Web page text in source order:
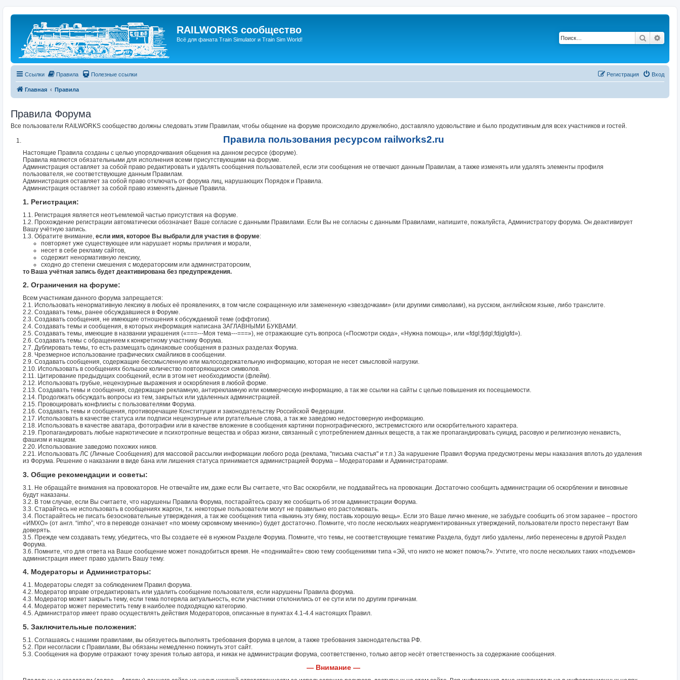
RAILWORKS сообщество
Всё для фаната Train Simulator и Train Sim World! Поиск
Ссылки Правила Полезные ссылки Вход
Регистрация
Главная Правила
Правила Форума
Все пользователи RAILWORKS сообщество должны следовать этим Правилам, чтобы общение на форуме происходило дружелюбно, доставляло удовольствие и было продуктивным для всех участников и гостей.
Правила пользования ресурсом railworks2.ru
Настоящие Правила созданы с целью упорядочивания общения на данном ресурсе (форуме).
Правила являются обязательными для исполнения всеми присутствующими на форуме.
Администрация оставляет за собой право редактировать и удалять сообщения пользователей, если эти сообщения не отвечают данным Правилам, а также изменять или удалять элементы профиля
пользователя, не соответствующие данным Правилам.
Администрация оставляет за собой право отключать от форума лиц, нарушающих Порядок и Правила.
Администрация оставляет за собой право изменять данные Правила.
1. Регистрация:
1.1. Регистрация является неотъемлемой частью присутствия на форуме.
1.2. Прохождение регистрации автоматически обозначает Ваше согласие с данными Правилами. Если Вы не согласны с данными Правилами, напишите, пожалуйста, Администратору форума. Он деактивирует
Вашу учётную запись.
1.3. Обратите внимание, если имя, которое Вы выбрали для участия в форуме:
повторяет уже существующее или нарушает нормы приличия и морали,
несет в себе рекламу сайтов,
содержит ненормативную лексику,
сходно до степени смешения с модераторским или администраторским,
то Ваша учётная запись будет деактивирована без предупреждения.
2. Ограничения на форуме:
Всем участникам данного форума запрещается:
2.1. Использовать ненормативную лексику в любых её проявлениях, в том числе сокращенную или замененную «звездочками» (или другими символами), на русском, английском языке, либо транслите.
2.2. Создавать темы, ранее обсуждавшиеся в Форуме.
2.3. Создавать сообщения, не имеющие отношения к обсуждаемой теме (оффтопик).
2.4. Создавать темы и сообщения, в которых информация написана ЗАГЛАВНЫМИ БУКВАМИ.
2.5. Создавать темы, имеющие в названии украшения («===---Моя тема---===»), не отражающие суть вопроса («Посмотри сюда», «Нужна помощь», или «fdgl;fjdgl;fdjglgfd»).
2.6. Создавать темы с обращением к конкретному участнику Форума.
2.7. Дублировать темы, то есть размещать одинаковые сообщения в разных разделах Форума.
2.8. Чрезмерное использование графических смайликов в сообщении.
2.9. Создавать сообщения, содержащие бессмысленную или малосодержательную информацию, которая не несет смысловой нагрузки.
2.10. Использовать в сообщениях большое количество повторяющихся символов.
2.11. Цитирование предыдущих сообщений, если в этом нет необходимости (флейм).
2.12. Использовать грубые, нецензурные выражения и оскорбления в любой форме.
2.13. Создавать темы и сообщения, содержащие рекламную, антирекламную или коммерческую информацию, а так же ссылки на сайты с целью повышения их посещаемости.
2.14. Продолжать обсуждать вопросы из тем, закрытых или удаленных администрацией.
2.15. Провоцировать конфликты с пользователями Форума.
2.16. Создавать темы и сообщения, противоречащие Конституции и законодательству Российской Федерации.
2.17. Использовать в качестве статуса или подписи нецензурные или ругательные слова, а так же заведомо недостоверную информацию.
2.18. Использовать в качестве аватара, фотографии или в качестве вложение в сообщения картинки порнографического, экстремистского или оскорбительного характера.
2.19. Пропагандировать любые наркотические и психотропные вещества и образ жизни, связанный с употреблением данных веществ, а так же пропагандировать суицид, расовую и религиозную ненависть,
фашизм и нацизм.
2.20. Использование заведомо похожих ников.
2.21. Использовать ЛС (Личные Сообщения) для массовой рассылки информации любого рода (реклама, "письма счастья" и т.п.) За нарушение Правил Форума предусмотрены меры наказания вплоть до удаления
из Форума. Решение о наказании в виде бана или лишения статуса принимается администрацией Форума – Модераторами и Администраторами.
3. Общие рекомендации и советы:
3.1. Не обращайте внимания на провокаторов. Не отвечайте им, даже если Вы считаете, что Вас оскорбили, не поддавайтесь на провокации. Достаточно сообщить администрации об оскорблении и виновные
будут наказаны.
3.2. В том случае, если Вы считаете, что нарушены Правила Форума, постарайтесь сразу же сообщить об этом администрации Форума.
3.3. Старайтесь не использовать в сообщениях жаргон, т.к. некоторые пользователи могут не правильно его растолковать.
3.4. Постарайтесь не писать безосновательные утверждения, а так же сообщения типа «выкинь эту бяку, поставь хорошую вещь». Если это Ваше лично мнение, не забудьте сообщить об этом заранее – простого
«ИМХО» (от англ. “imho”, что в переводе означает «по моему скромному мнению») будет достаточно. Помните, что после нескольких неаргументированных утверждений, пользователи просто перестанут Вам
доверять.
3.5. Прежде чем создавать тему, убедитесь, что Вы создаете её в нужном Разделе Форума. Помните, что темы, не соответствующие тематике Раздела, будут либо удалены, либо перенесены в другой Раздел
Форума.
3.6. Помните, что для ответа на Ваше сообщение может понадобиться время. Не «поднимайте» свою тему сообщениями типа «Эй, что никто не может помочь?». Учтите, что после нескольких таких «подъемов»
администрация имеет право удалить Вашу тему.
4. Модераторы и Администраторы:
4.1. Модераторы следят за соблюдением Правил форума.
4.2. Модератор вправе отредактировать или удалить сообщение пользователя, если нарушены Правила форума.
4.3. Модератор может закрыть тему, если тема потеряла актуальность, если участники отклонились от ее сути или по другим причинам.
4.4. Модератор может переместить тему в наиболее подходящую категорию.
4.5. Администратор имеет право осуществлять действия Модераторов, описанные в пунктах 4.1-4.4 настоящих Правил.
5. Заключительные положения:
5.1. Соглашаясь с нашими правилами, вы обязуетесь выполнять требования форума в целом, а также требования законодательства РФ.
5.2. При несогласии с Правилами, Вы обязаны немедленно покинуть этот сайт.
5.3. Сообщения на форуме отражают точку зрения только автора, и никак не администрации форума, соответственно, только автор несёт ответственность за содержание сообщения.
— Внимание —